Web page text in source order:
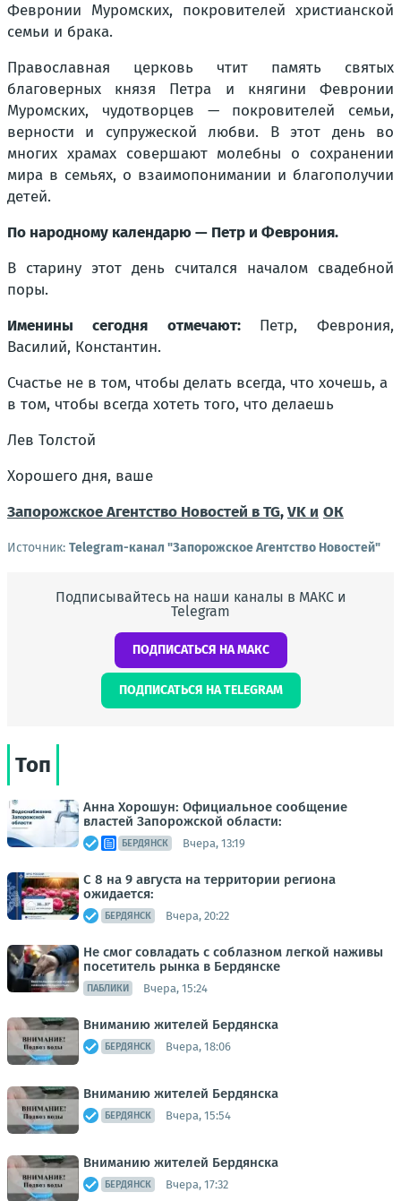
Февронии Муромских, покровителей христианской
семьи и брака.
Православная церковь чтит память святых
благоверных князя Петра и княгини Февронии
Муромских, чудотворцев — покровителей семьи,
верности и супружеской любви. В этот день во
многих храмах совершают молебны о сохранении
мира в семьях, о взаимопонимании и благополучии
детей.
По народному календарю — Петр и Феврония.
В старину этот день считался началом свадебной
поры.
Именины сегодня отмечают: Петр, Феврония,
Василий, Константин.
Счастье не в том, чтобы делать всегда, что хочешь, а
в том, чтобы всегда хотеть того, что делаешь
Лев Толстой
Хорошего дня, ваше
Запорожское Агентство Новостей в TG,VK и ОК
Источник: Telegram-канал "Запорожское Агентство Новостей"
Подписывайтесь на наши каналы в МАКС и
Telegram
ПОДПИСАТЬСЯ НА МАКС
ПОДПИСАТЬСЯ НА TELEGRAM
Топ
Анна Хорошун: Официальное сообщение
властей Запорожской области:
БЕРДЯНСК Вчера, 13:19
С 8 на 9 августа на территории региона
ожидается:
БЕРДЯНСК Вчера, 20:22
Не смог совладать с соблазном легкой наживы
посетитель рынка в Бердянске
ПАБЛИКИ Вчера, 15:24
Вниманию жителей Бердянска
БЕРДЯНСК Вчера, 18:06
Вниманию жителей Бердянска
БЕРДЯНСК Вчера, 15:54
Вниманию жителей Бердянска
БЕРДЯНСК Вчера, 17:32